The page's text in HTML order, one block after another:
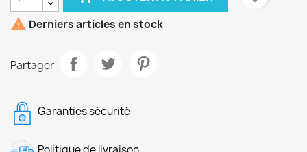
 Derniers articles en stock
Partager
Garanties sécurité